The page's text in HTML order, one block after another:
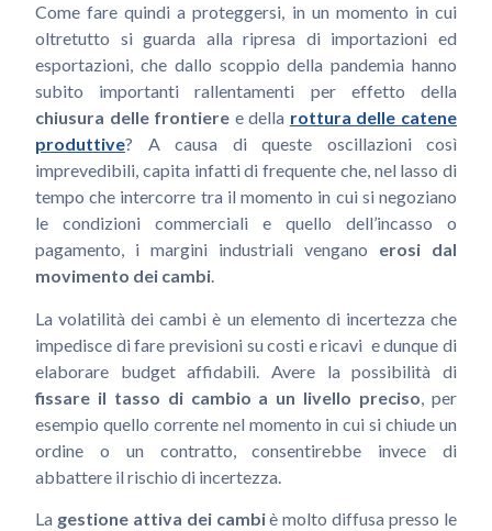
Come fare quindi a proteggersi, in un momento in cui
oltretutto si guarda alla ripresa di importazioni ed
esportazioni, che dallo scoppio della pandemia hanno
subito importanti rallentamenti per effetto della
chiusura delle frontiere e della rottura delle catene
produttive? A causa di queste oscillazioni così
imprevedibili, capita infatti di frequente che, nel lasso di
tempo che intercorre tra il momento in cui si negoziano
le condizioni commerciali e quello dell’incasso o
pagamento, i margini industriali vengano erosi dal
movimento dei cambi.
La volatilità dei cambi è un elemento di incertezza che
impedisce di fare previsioni su costi e ricavi e dunque di
elaborare budget affidabili. Avere la possibilità di
fissare il tasso di cambio a un livello preciso , per
esempio quello corrente nel momento in cui si chiude un
ordine o un contratto, consentirebbe invece di
abbattere il rischio di incertezza.
La gestione attiva dei cambiè molto diffusa presso le